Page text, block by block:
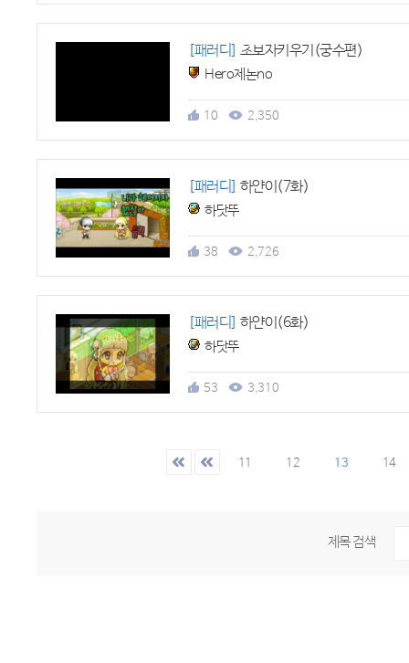
[패러디] 초보자키우기(궁수편)
Hero제논no
10 2,350
[패러디] 하얀이(7화)
하닷뚜
38 2,726
[패러디] 하얀이(6화)
하닷뚜
53 3,310
11 12 13 14
제목 검색